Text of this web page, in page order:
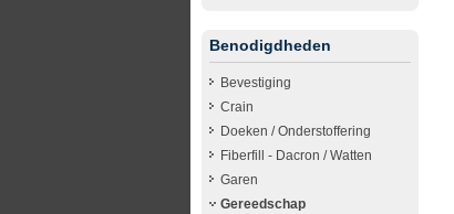
Benodigdheden
Bevestiging
Crain
Doeken / Onderstoffering
Fiberfill - Dacron / Watten
Garen
Gereedschap